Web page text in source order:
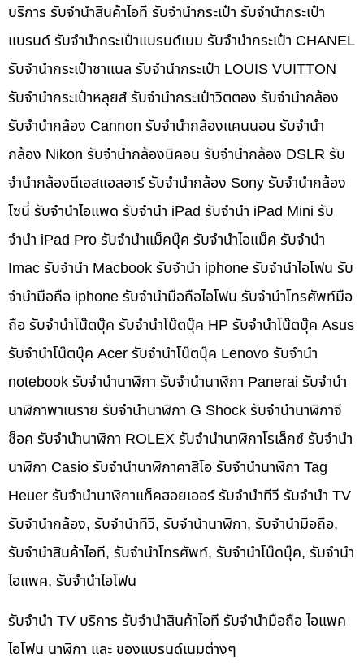
บริการ รับจำนำสินค้าไอที รับจำนำกระเป๋า รับจำนำกระเป๋า
แบรนด์ รับจำนำกระเป๋าแบรนด์เนม รับจำนำกระเป๋า CHANEL
รับจำนำกระเป๋าชาแนล รับจำนำกระเป๋า LOUIS VUITTON
รับจำนำกระเป๋าหลุยส์ รับจำนำกระเป๋าวิตตอง รับจำนำกล้อง
รับจำนำกล้อง Cannon รับจำนำกล้องแคนนอน รับจำนำ
กล้อง Nikon รับจำนำกล้องนิคอน รับจำนำกล้อง DSLR รับ
จำนำกล้องดีเอสแอลอาร์ รับจำนำกล้อง Sony รับจำนำกล้อง
โซนี่ รับจำนำไอแพด รับจำนำ iPad รับจำนำ iPad Mini รับ
จำนำ iPad Pro รับจำนำแม็คบุ๊ค รับจำนำไอแม็ค รับจำนำ
Imac รับจำนำ Macbook รับจำนำ iphone รับจำนำไอโฟน รับ
จำนำมือถือ iphone รับจำนำมือถือไอโฟน รับจำนำโทรศัพท์มือ
ถือ รับจำนำโน๊ตบุ๊ค รับจำนำโน๊ตบุ๊ค HP รับจำนำโน๊ตบุ๊ค Asus
รับจำนำโน๊ตบุ๊ค Acer รับจำนำโน๊ตบุ๊ค Lenovo รับจำนำ
notebook รับจำนำนาฬิกา รับจำนำนาฬิกา Panerai รับจำนำ
นาฬิกาพาเนราย รับจำนำนาฬิกา G Shock รับจำนำนาฬิกาจี
ช็อค รับจำนำนาฬิกา ROLEX รับจำนำนาฬิกาโรเล็กซ์ รับจำนำ
นาฬิกา Casio รับจำนำนาฬิกาคาสิโอ รับจำนำนาฬิกา Tag
Heuer รับจำนำนาฬิกาแท็คฮอยเออร์ รับจำนำทีวี รับจำนำ TV
รับจำนำกล้อง, รับจำนำทีวี, รับจำนำนาฬิกา, รับจำนำมือถือ,
รับจำนำสินค้าไอที, รับจำนำโทรศัพท์, รับจำนำโน๊ดบุ๊ค, รับจำนำ
ไอแพค, รับจำนำไอโฟน
รับจำนำ TV บริการ รับจำนำสินค้าไอที รับจำนำมือถือ ไอแพค
ไอโฟน นาฬิกา และ ของแบรนด์เนมต่างๆ